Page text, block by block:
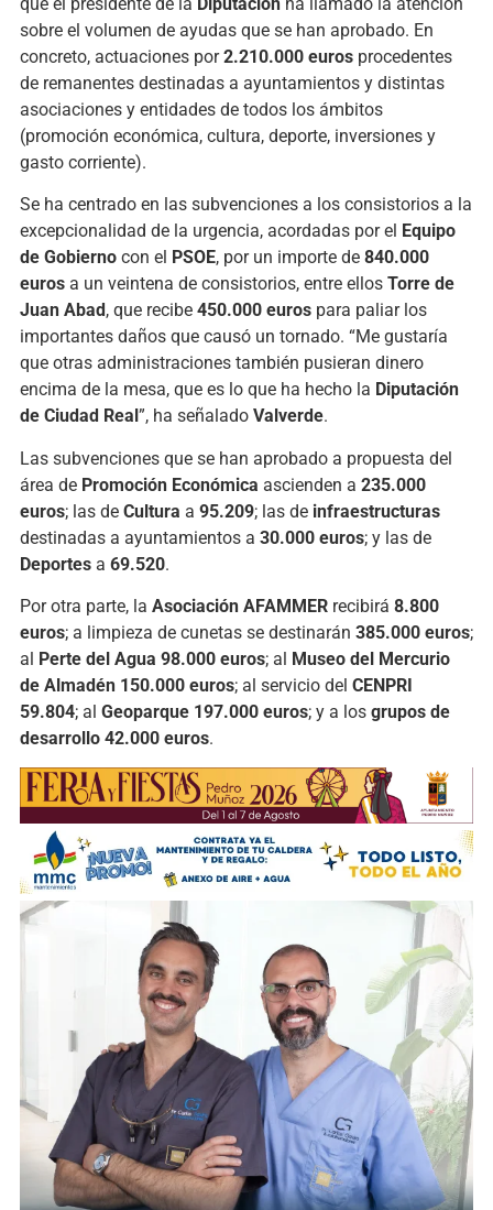
sobre el volumen de ayudas que se han aprobado. En
concreto, actuaciones por2.210.000 eurosprocedentes
de remanentes destinadas a ayuntamientos y distintas
asociaciones y entidades de todos los ámbitos
(promoción económica, cultura, deporte, inversiones y
gasto corriente).
Se ha centrado en las subvenciones a los consistorios a la
excepcionalidad de la urgencia, acordadas por el Equipo
de Gobiernocon el PSOE, por un importe de 840.000
eurosa un veintena de consistorios, entre ellos Torre de
Juan Abad, que recibe 450.000 eurospara paliar los
importantes daños que causó un tornado. “Me gustaría
que otras administraciones también pusieran dinero
encima de la mesa, que es lo que ha hecho la Diputación
de Ciudad Real”, ha señalado Valverde.
Las subvenciones que se han aprobado a propuesta del
área de Promoción Económica ascienden a 235.000
euros; las de Cultura a 95.209; las de infraestructuras
destinadas a ayuntamientos a 30.000 euros; y las de
Deportesa 69.520.
Por otra parte, la Asociación AFAMMERrecibirá 8.800
euros; a limpieza de cunetas se destinarán 385.000 euros;
al Perte del Agua 98.000 euros; al Museo del Mercurio
de Almadén 150.000 euros; al servicio del CENPRI
59.804; al Geoparque 197.000 euros; y a los grupos de
desarrollo 42.000 euros.